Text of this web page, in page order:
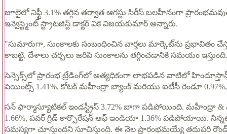
జూలైలో నిఫ్టీ 3.1% తగ్గిన తర్వాత ఆగస్టు సిరీస్ బలహీనంగా
ఇన్వెస్ట్మెంట్ స్ట్రాటజిస్ట్ డాక్టర్ వికె విజయకుమార్ అన్నారు.
"సుమారుగా, సుంకాలకు సంబంధించిన వార్తలు మార్కెట్‌ను ప్రభావితం
కాబట్టి, దేశాలు చర్చలు జరిపి సుంకాలను తగ్గించడానికి సమయం
సెన్సెక్స్‌లో ప్రారంభ ట్రేడింగ్‌లో అత్యధికంగా లాభపడిన వాటిలో
పెయింట్స్ 1.41%, కోటక్ మహీంద్రా బ్యాంక్ మరియు ఐటీసీ రెండూ
సన్ ఫార్మాస్యూటికల్ ఇండస్ట్రీస్ 3.72% బాగా పడిపోయింది. మహీంద్రా
1.66%, పవర్ గ్రిడ్ కార్పొరేషన్ ఆఫ్ ఇండియా 1.36% పడిపోయాయి.
సమస్యగా చూస్తుందని సూచిస్తుంది. ఈ నెల ప్రారంభమయ్యే తదుపరి